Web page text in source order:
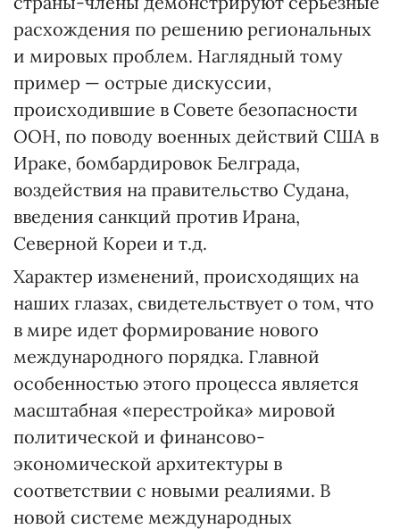
расхождения по решению региональных
и мировых проблем. Наглядный тому
пример — острые дискуссии,
происходившие в Совете безопасности
ООН, по поводу военных действий США в
Ираке, бомбардировок Белграда,
воздействия на правительство Судана,
введения санкций против Ирана,
Северной Кореи и т.д.
Характер изменений, происходящих на
наших глазах, свидетельствует о том, что
в мире идет формирование нового
международного порядка. Главной
особенностью этого процесса является
масштабная «перестройка» мировой
политической и финансово-
экономической архитектуры в
соответствии с новыми реалиями. В
новой системе международных